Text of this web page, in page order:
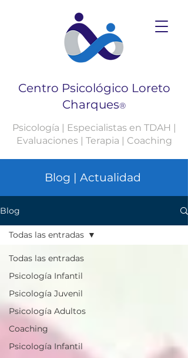
Centro Psicológico Loreto
Charques®
Psicología | Especialistas en TDAH |
Evaluaciones | Terapia | Coaching
Blog | Actualidad
Blog
Todas las entradas
Psicología Infantil
Psicología Juvenil
Psicología Adultos
Coaching
Psicología Infantil
Todas las entradas